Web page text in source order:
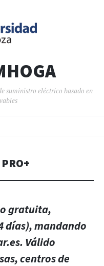
suministro eléctrico basado en
gratuita,
días), mandando
Válido
centros de